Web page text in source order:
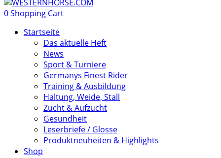
0Shopping Cart
Startseite
Das aktuelle Heft
News
Sport & Turniere
Germanys Finest Rider
Training & Ausbildung
Haltung, Weide, Stall
Zucht & Aufzucht
Gesundheit
Leserbriefe / Glosse
Produktneuheiten & Highlights
Shop